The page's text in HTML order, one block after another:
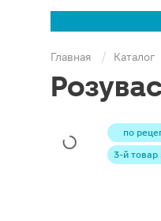
Главная Каталог
по
3-й товар